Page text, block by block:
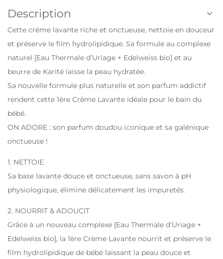
Description
Cette crème lavante riche et onctueuse, nettoie en douceur
et préserve le film hydrolipidique. Sa formule au complexe
naturel [Eau Thermale d’Uriage + Edelweiss bio] et au
beurre de Karité laisse la peau hydratée.
Sa nouvelle formule plus naturelle et son parfum addictif
rendent cette 1ère Crème Lavante idéale pour le bain du
bébé.
ON ADORE : son parfum doudou iconique et sa galénique
onctueuse !
1. NETTOIE
Sa base lavante douce et onctueuse, sans savon à pH
physiologique, élimine délicatement les impuretés.
2. NOURRIT & ADOUCIT
Grâce à un nouveau complexe [Eau Thermale d’Uriage +
Edelweiss bio], la 1ère Crème Lavante nourrit et préserve le
film hydrolipidique de bébé laissant la peau douce et